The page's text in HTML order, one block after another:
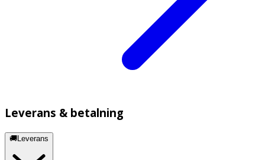
Leverans & betalning
🚚Leverans